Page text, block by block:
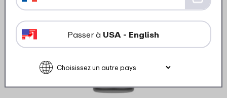
Passer à USA - English